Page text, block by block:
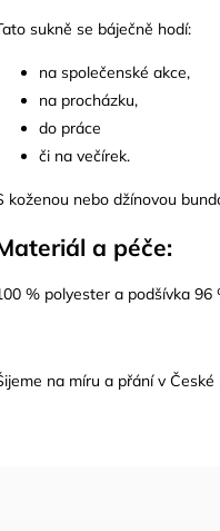
sukně se báječně hodí:
na společenské akce,
na procházku,
do práce
či na večírek.
koženou nebo džínovou
a péče:
% polyester a podšívka 96
na míru a přání v České